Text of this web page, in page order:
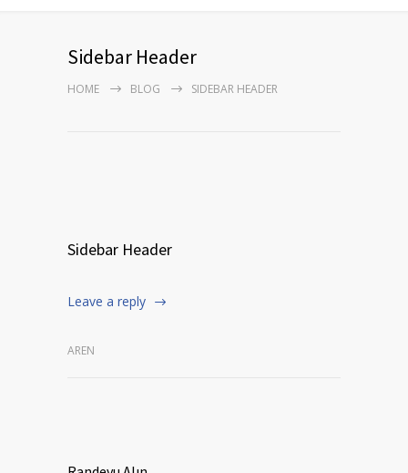
Sidebar Header
HOME BLOG SIDEBAR HEADER
Sidebar Header
Leave a reply
AREN